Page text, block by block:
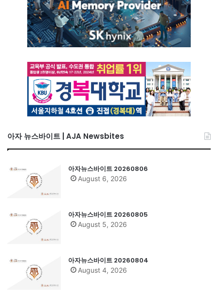
아자 뉴스바이트 | AJA Newsbites
아자뉴스바이트 20260806
August 6, 2026
아자뉴스바이트 20260805
August 5, 2026
아자뉴스바이트 20260804
August 4, 2026